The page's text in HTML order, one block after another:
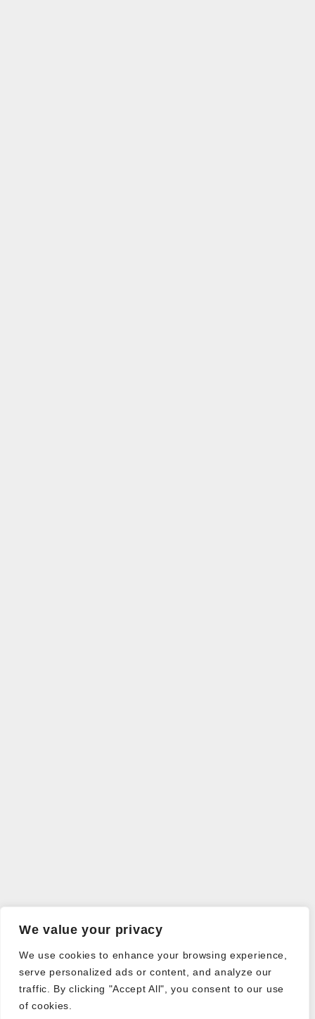
We value your privacy
We use cookies to enhance your browsing experience,
serve personalized ads or content, and analyze our
traffic. By clicking "Accept All", you consent to our use
of cookies.